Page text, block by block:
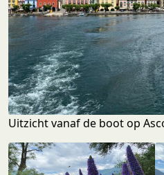
Uitzicht vanaf de boot op